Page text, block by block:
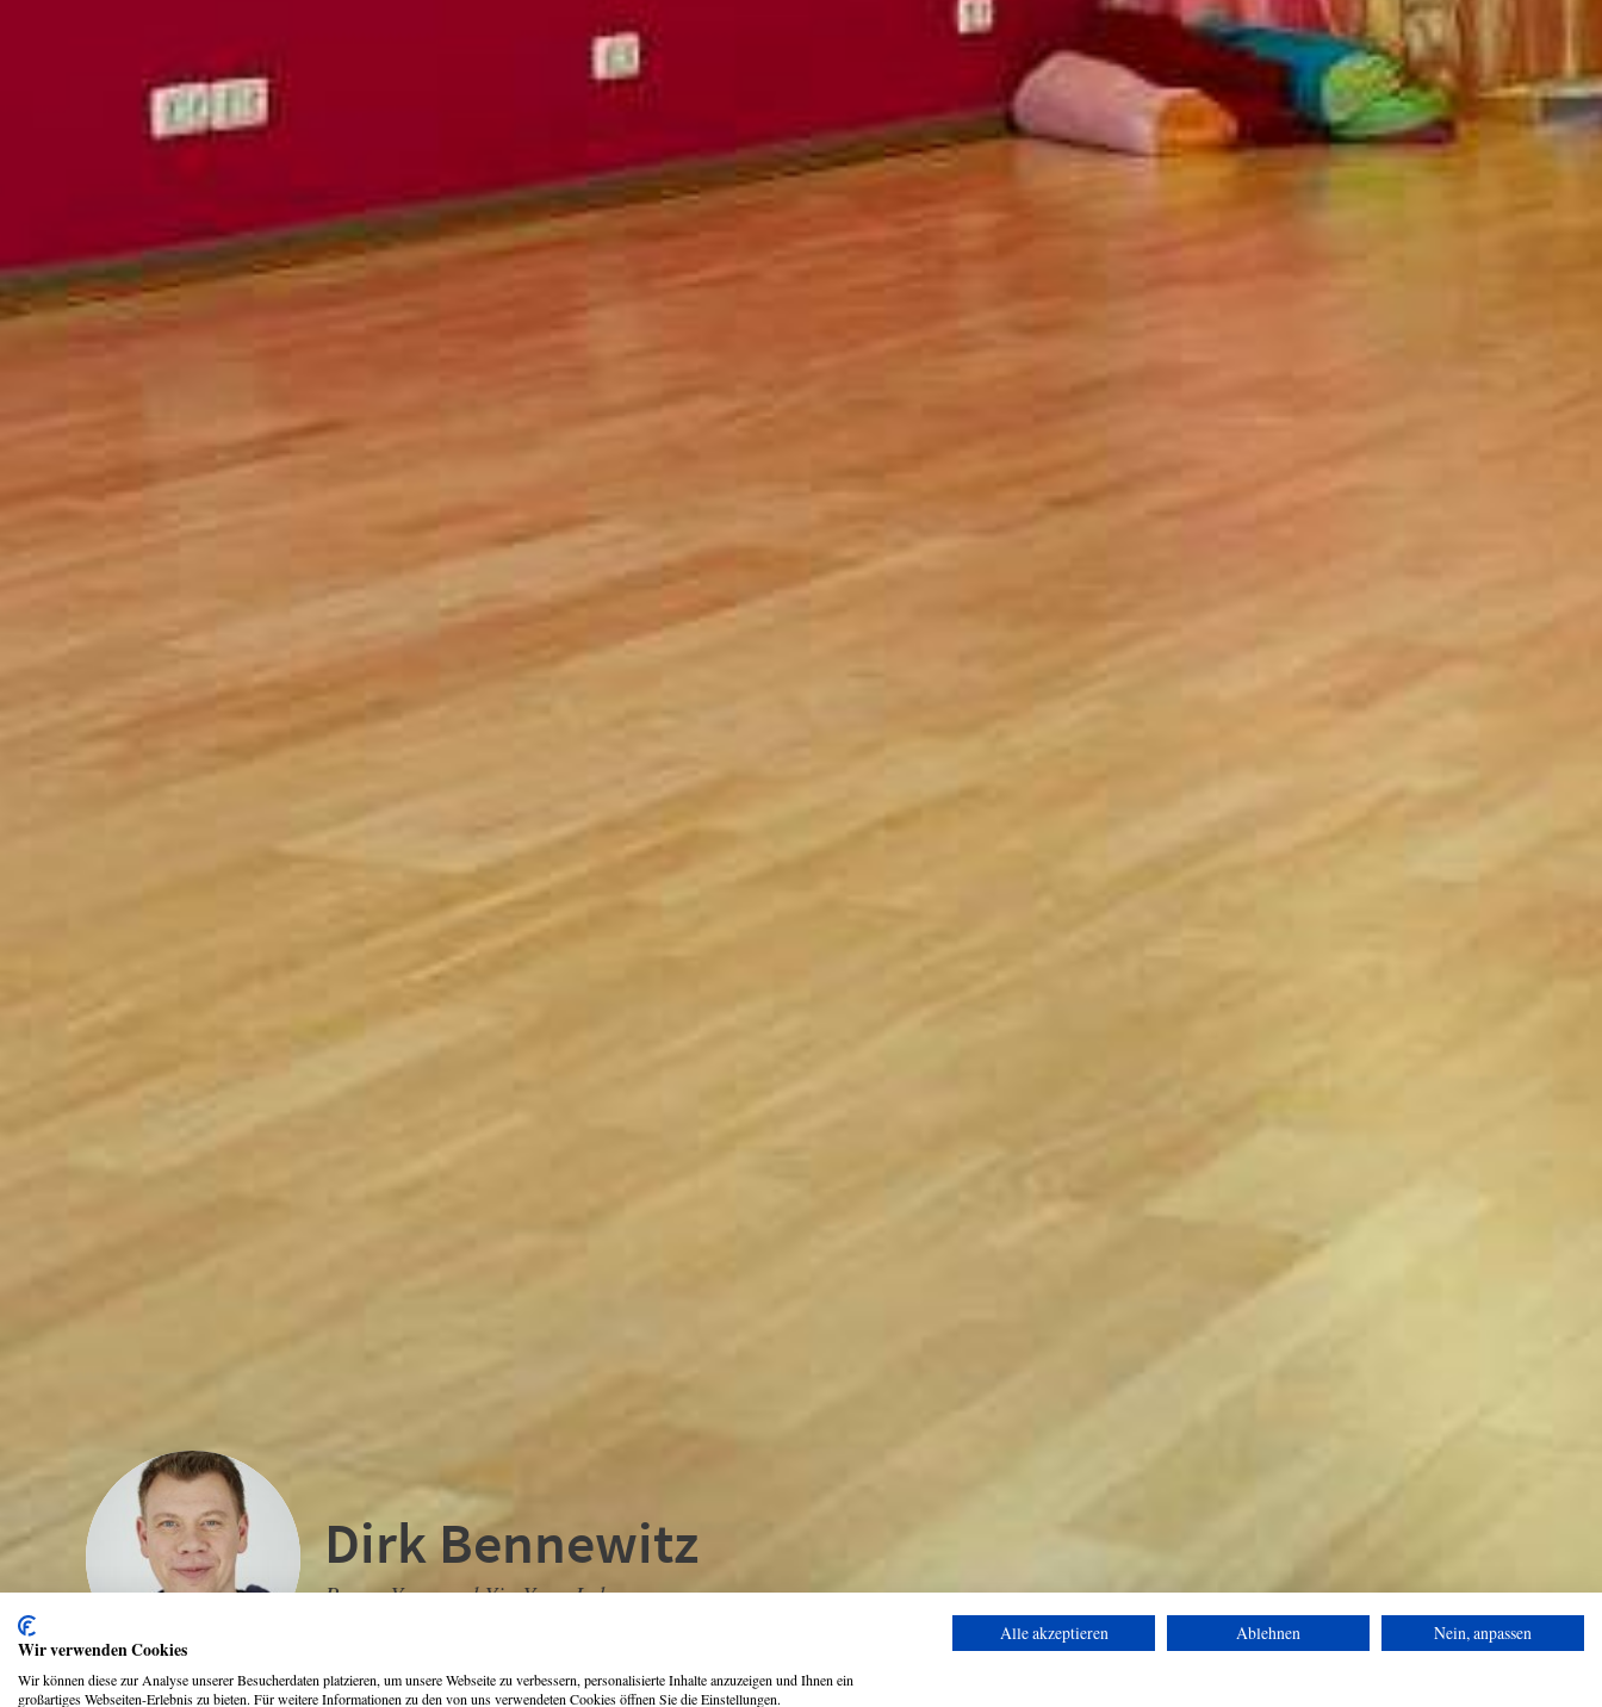
Dirk Bennewitz
Power Yoga und Yin Yoga Lehrer
Wir verwenden Cookies
Wir können diese zur Analyse unserer Besucherdaten platzieren, um unsere Webseite zu verbessern, personalisierte Inhalte anzuzeigen und Ihnen ein
großartiges Webseiten-Erlebnis zu bieten. Für weitere Informationen zu den von uns verwendeten Cookies öffnen Sie die Einstellungen.
Alle akzeptieren Ablehnen Nein, anpassen